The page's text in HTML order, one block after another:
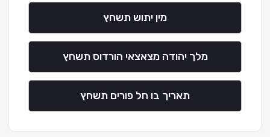
מין יתוש תשחץ
מלך יהודה מצאצאי הורדוס תשחץ
תאריך בו חל פורים תשחץ